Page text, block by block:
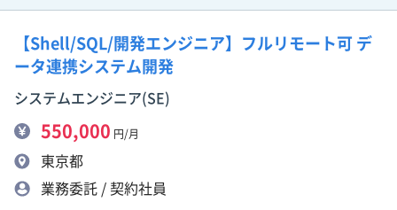
【Shell/SQL/開発エンジニア】フルリモート可 デ
ータ連携システム開発
システムエンジニア(SE)
550,000 円/月
東京都
業務委託 / 契約社員